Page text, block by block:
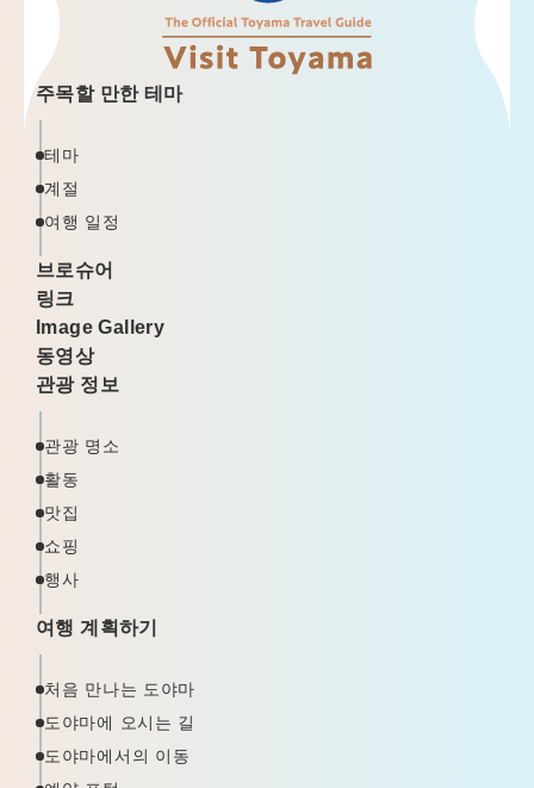
주목할 만한 테마
테마
계절
여행 일정
브로슈어
링크
Image Gallery
동영상
관광 정보
관광 명소
활동
맛집
쇼핑
행사
여행 계획하기
처음 만나는 도야마
도야마에 오시는 길
도야마에서의 이동